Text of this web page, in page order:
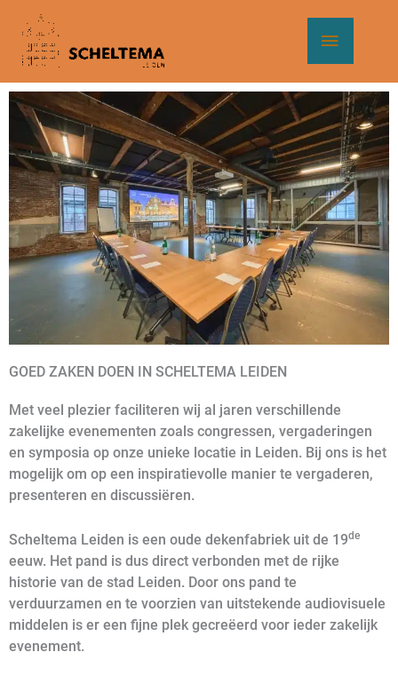
naar
GOED ZAKEN DOEN IN SCHELTEMA LEIDEN
Met veel plezier faciliteren wij al jaren verschillende
zakelijke evenementen zoals congressen, vergaderingen
en symposia op onze unieke locatie in Leiden. Bij ons is het
mogelijk om op een inspiratievolle manier te vergaderen,
presenteren en discussiëren.
Scheltema Leiden is een oude dekenfabriek uit de 19de
eeuw. Het pand is dus direct verbonden met de rijke
historie van de stad Leiden. Door ons pand te
verduurzamen en te voorzien van uitstekende audiovisuele
middelen is er een fijne plek gecreëerd voor ieder zakelijk
evenement.